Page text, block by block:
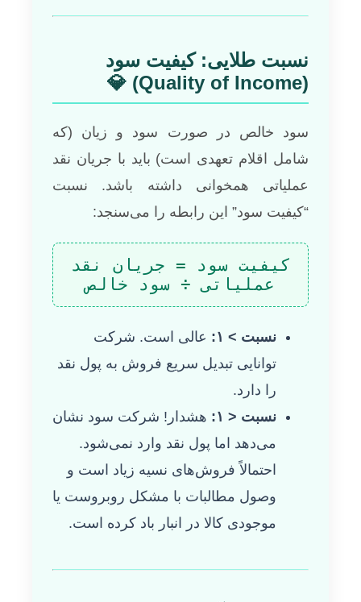
نسبت طلایی: کیفیت سود
(Quality of Income) 💎
سود خالص در صورت سود و زیان (که
شامل اقلام تعهدی است) باید با جریان نقد
عملیاتی همخوانی داشته باشد. نسبت
“کیفیت سود” این رابطه را می‌سنجد:
کیفیت سود = جریان نقد
عملیاتی ÷ سود خالص
نسبت > ۱:
عالی است. شرکت
توانایی تبدیل سریع فروش به پول نقد
را دارد.
نسبت < ۱:
هشدار! شرکت سود نشان
می‌دهد اما پول نقد وارد نمی‌شود.
احتمالاً فروش‌های نسیه زیاد است و
وصول مطالبات با مشکل روبروست یا
موجودی کالا در انبار باد کرده است.